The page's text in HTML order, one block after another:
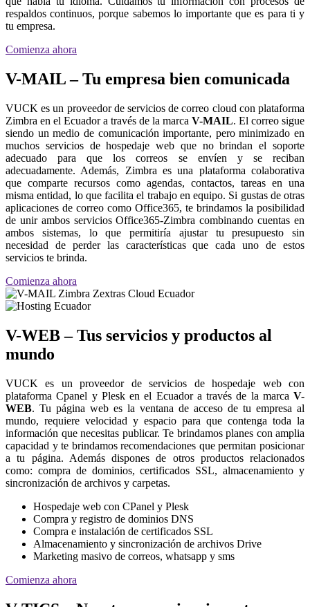
respaldos continuos, porque sabemos lo importante que es para ti y
tu empresa.
Comienza ahora
V-MAIL – Tu empresa bien comunicada
VUCK es un proveedor de servicios de correo cloud con plataforma
Zimbra en el Ecuador a través de la marca V-MAIL. El correo sigue
siendo un medio de comunicación importante, pero minimizado en
muchos servicios de hospedaje web que no brindan el soporte
adecuado para que los correos se envíen y se reciban
adecuadamente. Además, Zimbra es una plataforma colaborativa
que comparte recursos como agendas, contactos, tareas en una
misma entidad, lo que facilita el trabajo en equipo. Si gustas de otras
aplicaciones de correo como Office365, te brindamos la posibilidad
de unir ambos servicios Office365-Zimbra combinando cuentas en
ambos sistemas, lo que permitiría ajustar tu presupuesto sin
necesidad de perder las características que cada uno de estos
servicios te brinda.
Comienza ahora
V-WEB – Tus servicios y productos al
mundo
VUCK es un proveedor de servicios de hospedaje web con
plataforma Cpanel y Plesk en el Ecuador a través de la marca V-
WEB. Tu página web es la ventana de acceso de tu empresa al
mundo, requiere velocidad y espacio para que contenga toda la
información que necesitas publicar. Te brindamos planes con amplia
capacidad y te brindamos recomendaciones que permitan posicionar
a tu página. Además dispones de otros productos relacionados
como: compra de dominios, certificados SSL, almacenamiento y
sincronización de archivos y carpetas.
Hospedaje web con CPanel y Plesk
Compra y registro de dominios DNS
Compra e instalación de certificados SSL
Almacenamiento y sincronización de archivos Drive
Marketing masivo de correos, whatsapp y sms
Comienza ahora